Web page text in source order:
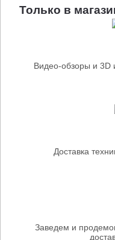
Только в
Видео-обзоры и 3D
Доставка
Заведем и